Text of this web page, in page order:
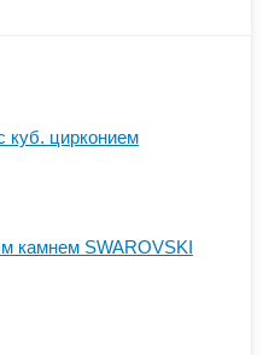
куб. цирконием
камнем SWAROVSKI